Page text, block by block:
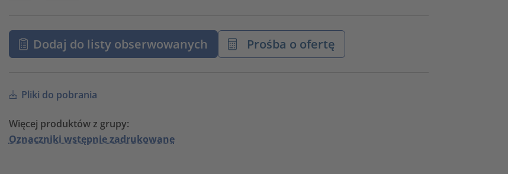
Dodaj do listy obserwowanych Prośba o ofertę
Pliki do pobrania
Więcej produktów z grupy:
Oznaczniki wstępnie zadrukowane